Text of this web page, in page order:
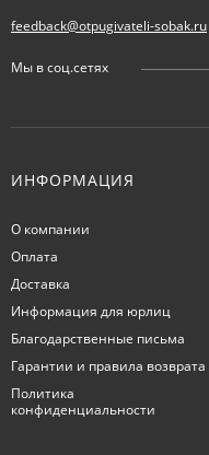
feedback@otpugivateli-sobak.ru
Мы в соц.сетях
ИНФОРМАЦИЯ
О компании
Оплата
Доставка
Информация для юрлиц
Благодарственные письма
Гарантии и правила возврата
Политика
конфиденциальности